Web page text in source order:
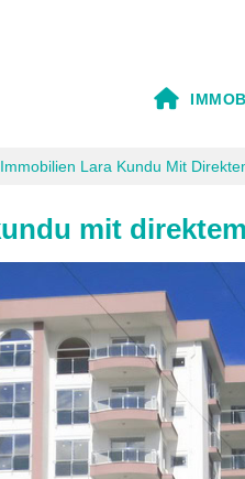
Lara Kundu Mit
mit